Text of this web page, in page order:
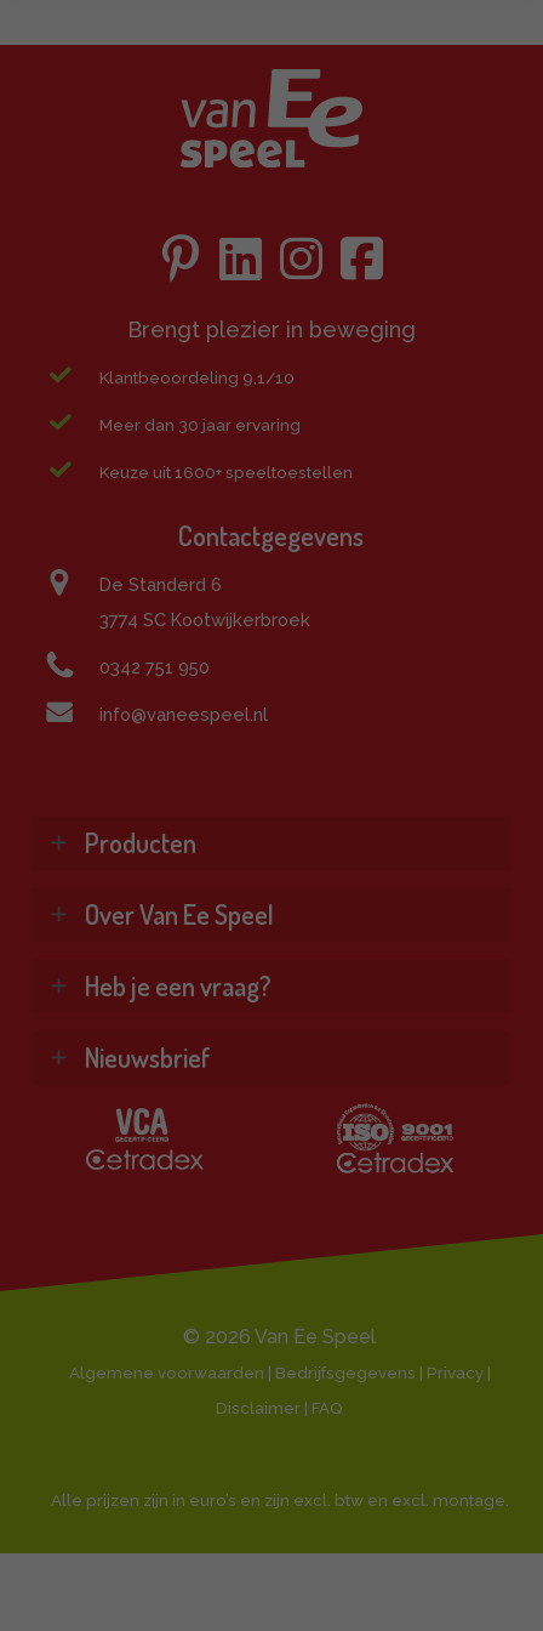
Brengt plezier in beweging
Klantbeoordeling 9,1/10
Meer dan 30 jaar ervaring
Keuze uit 1600+ speeltoestellen
Contactgegevens
De Standerd 6
3774 SC Kootwijkerbroek
0342 751 950
info@vaneespeel.nl
Producten
Klimtoestellen
Combinatietoestellen
Bekijk alle producten ❯
Over Van Ee Speel
Wie zijn wij?
Veel gestelde vragen
Al onze diensten ❯
Heb je een vraag?
Vind je antwoord snel en makkelijk op onze
Naar de klantenservice
Nieuwsbrief
Ontvang de beste aanbiedingen en persoonlijk
advies.
© 2026 Van Ee Speel
Algemene voorwaarden | Bedrijfsgegevens | Privacy |
Disclaimer | FAQ
Alle prijzen zijn in euro’s en zijn excl. btw en excl. montage.